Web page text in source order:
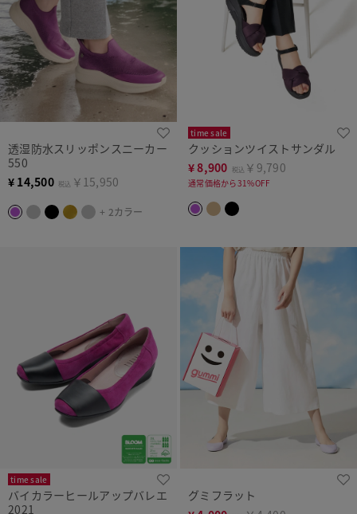
透湿防水スリッポンスニーカー
550
¥ 14,500 税込 ￥15,950
+ 2カラー
time sale
クッションツイストサンダル
¥8,900 税込 ￥9,790
通常価格から31%OFF
time sale
バイカラーヒールアップバレエ
2021
グミフラット